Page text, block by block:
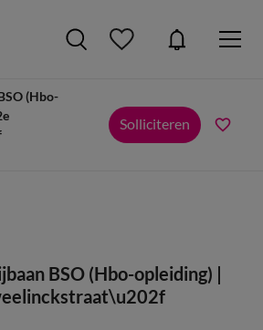
(Hbo-
Solliciteren
BSO (Hbo-opleiding) |